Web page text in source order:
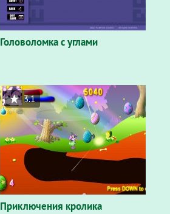
Головоломка с углами
Приключения кролика
3.1